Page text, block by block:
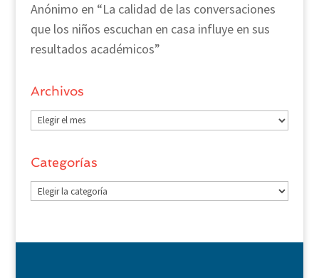
Anónimo en “La calidad de las conversaciones
que los niños escuchan en casa influye en sus
resultados académicos”
Archivos
Archivos
Categorías
Categorías